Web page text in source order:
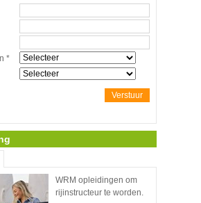
*
Verstuur
WRM opleidingen om
rijinstructeur te worden.